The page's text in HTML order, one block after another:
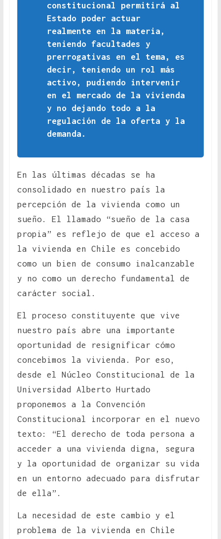
constitucional permitirá al
Estado poder actuar
realmente en la materia,
teniendo facultades y
prerrogativas en el tema, es
decir, teniendo un rol más
activo, pudiendo intervenir
en el mercado de la vivienda
y no dejando todo a la
regulación de la oferta y la
demanda.
En las últimas décadas se ha
consolidado en nuestro país la
percepción de la vivienda como un
sueño. El llamado “sueño de la casa
propia” es reflejo de que el acceso a
la vivienda en Chile es concebido
como un bien de consumo inalcanzable
y no como un derecho fundamental de
carácter social.
El proceso constituyente que vive
nuestro país abre una importante
oportunidad de resignificar cómo
concebimos la vivienda. Por eso,
desde el Núcleo Constitucional de la
Universidad Alberto Hurtado
proponemos a la Convención
Constitucional incorporar en el nuevo
texto: “El derecho de toda persona a
acceder a una vivienda digna, segura
y la oportunidad de organizar su vida
en un entorno adecuado para disfrutar
de ella”.
La necesidad de este cambio y el
problema de la vivienda en Chile